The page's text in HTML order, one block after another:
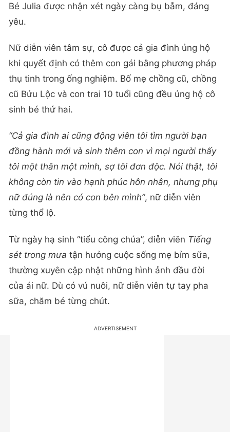
Bé Julia được nhận xét ngày càng bụ bẫm, đáng
yêu.
Nữ diễn viên tâm sự, cô được cả gia đình ủng hộ
khi quyết định có thêm con gái bằng phương pháp
thụ tinh trong ống nghiệm. Bố mẹ chồng cũ, chồng
cũ Bửu Lộc và con trai 10 tuổi cũng đều ủng hộ cô
sinh bé thứ hai.
“Cả gia đình ai cũng động viên tôi tìm người bạn
đồng hành mới và sinh thêm con vì mọi người thấy
tôi một thân một mình, sợ tôi đơn độc. Nói thật, tôi
không còn tin vào hạnh phúc hôn nhân, nhưng phụ
nữ đúng là nên có con bên mình”, nữ diễn viên
từng thổ lộ.
Từ ngày hạ sinh “tiểu công chúa”, diễn viên Tiếng
sét trong mưa tận hưởng cuộc sống mẹ bỉm sữa,
thường xuyên cập nhật những hình ảnh đầu đời
của ái nữ. Dù có vú nuôi, nữ diễn viên tự tay pha
sữa, chăm bé từng chút.